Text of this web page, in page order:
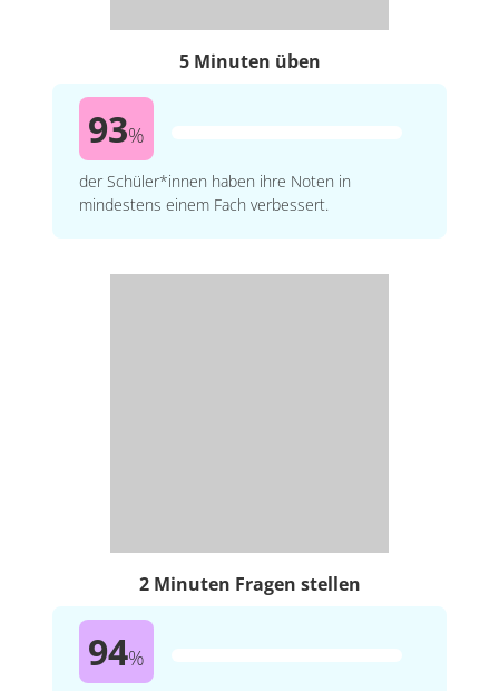
5 Minuten üben
93%
der Schüler*innen haben ihre Noten in
mindestens einem Fach verbessert.
2 Minuten Fragen stellen
94%